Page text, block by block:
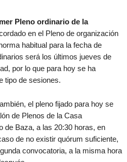
Pleno ordinario de la
en el Pleno de organización
habitual para la fecha de
será los últimos jueves de
por lo que para hoy se ha
tipo de sesiones.
el pleno fijado para hoy se
de Plenos de la Casa
de Baza, a las 20:30 horas, en
de no existir quórum suficiente,
convocatoria, a la misma hora